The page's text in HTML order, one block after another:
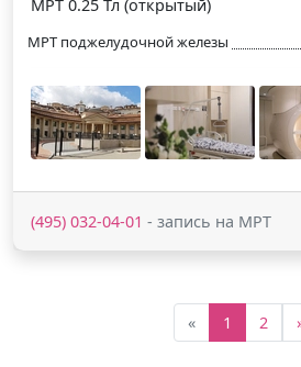
МРТ 0.25 Тл (открытый)
МРТ поджелудочной железы
(495) 032-04-01 - запись на МРТ
« 1 2